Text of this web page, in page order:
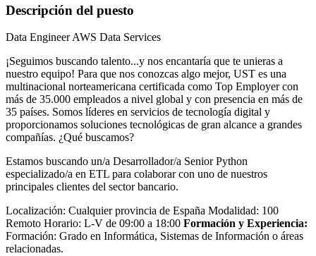
Descripción del puesto
Data Engineer AWS Data Services
¡Seguimos buscando talento...y nos encantaría que te unieras a
nuestro equipo! Para que nos conozcas algo mejor, UST es una
multinacional norteamericana certificada como Top Employer con
más de 35.000 empleados a nivel global y con presencia en más de
35 países. Somos líderes en servicios de tecnología digital y
proporcionamos soluciones tecnológicas de gran alcance a grandes
compañías. ¿Qué buscamos?
Estamos buscando un/a Desarrollador/a Senior Python
especializado/a en ETL para colaborar con uno de nuestros
principales clientes del sector bancario.
Localización: Cualquier provincia de España Modalidad: 100
Remoto Horario: L-V de 09:00 a 18:00 Formación y Experiencia:
Formación: Grado en Informática, Sistemas de Información o áreas
relacionadas.